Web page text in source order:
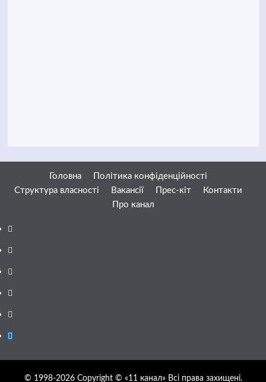
Головна
Політика конфіденційності
Структура власності
Вакансії Прес-кіт
Контакти
Про канал
Facebook
YouTube
Telegram
Instagram
Twitter
Google
© 1998-2026 Copyright © «11 канал» Всі права захищені.